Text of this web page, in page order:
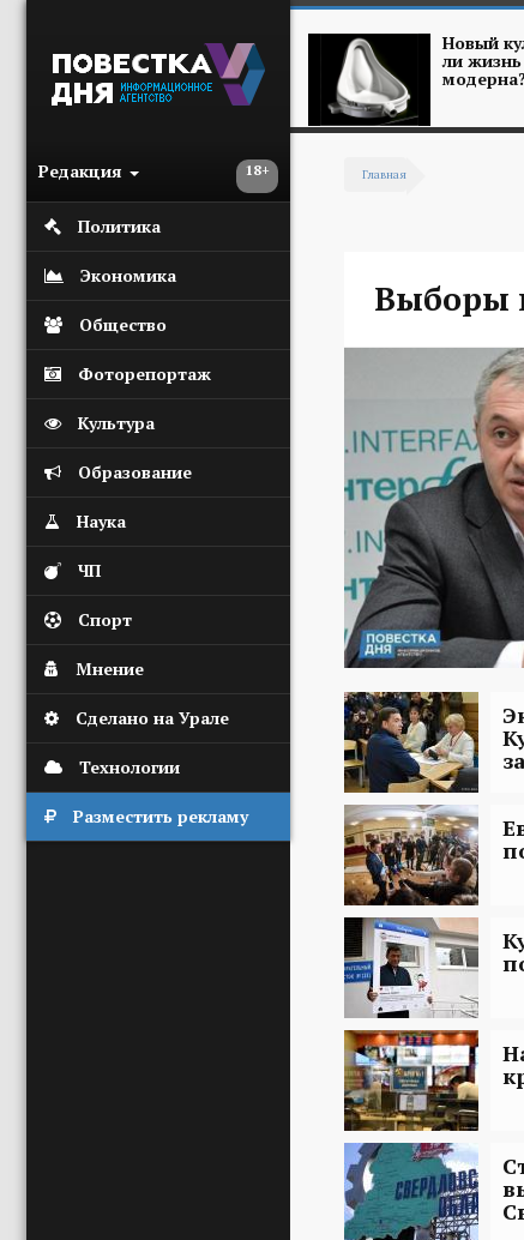
18+
Редакция
Политика
Экономика
Общество
Фоторепортаж
Культура
Образование
Наука
ЧП
Спорт
Мнение
Сделано на Урале
Технологии
Разместить рекламу
Новый
ли жизнь
Главная
Выборы